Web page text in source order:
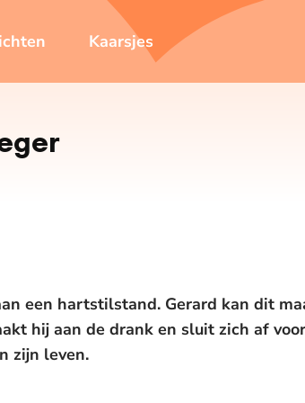
Kaarsjes
een hartstilstand. Gerard kan dit
hij aan de drank en sluit zich af
zijn leven.